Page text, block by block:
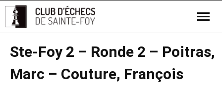
Ste-Foy 2 – Ronde 2 – Poitras,
Marc – Couture, François